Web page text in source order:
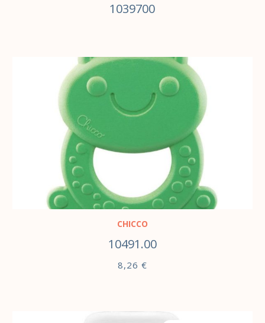
1039700
В КОРЗИНУ
CHICCO
10491.00
8,26 €